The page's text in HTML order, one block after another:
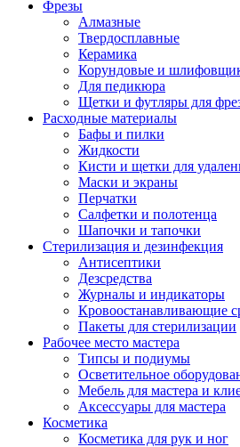
Фрезы
Алмазные
Твердосплавные
Керамика
Корундовые и
Для педикюра
Щетки и футляры для
Расходные материалы
Бафы и пилки
Жидкости
Кисти и щетки для
Маски и экраны
Перчатки
Салфетки и полотенца
Шапочки и тапочки
Стерилизация и дезинфекция
Антисептики
Дезсредства
Журналы и индикаторы
Кровоостанавливающие
Пакеты для стерилизации
Рабочее место мастера
Типсы и подиумы
Осветительное
Мебель для мастера и
Аксессуары для мастера
Косметика
Косметика для рук и ног